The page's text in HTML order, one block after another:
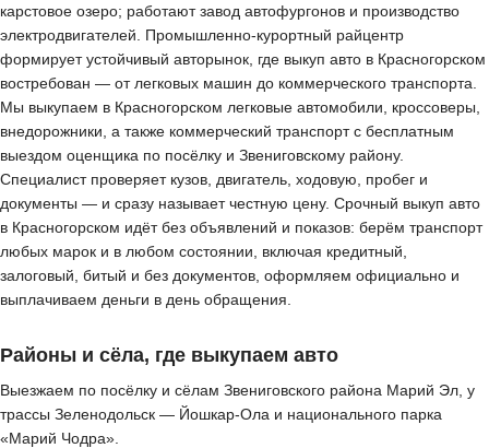
карстовое озеро; работают завод автофургонов и производство
электродвигателей. Промышленно-курортный райцентр
формирует устойчивый авторынок, где выкуп авто в Красногорском
востребован — от легковых машин до коммерческого транспорта.
Мы выкупаем в Красногорском легковые автомобили, кроссоверы,
внедорожники, а также коммерческий транспорт с бесплатным
выездом оценщика по посёлку и Звениговскому району.
Специалист проверяет кузов, двигатель, ходовую, пробег и
документы — и сразу называет честную цену. Срочный выкуп авто
в Красногорском идёт без объявлений и показов: берём транспорт
любых марок и в любом состоянии, включая кредитный,
залоговый, битый и без документов, оформляем официально и
выплачиваем деньги в день обращения.
Районы и сёла, где выкупаем авто
Выезжаем по посёлку и сёлам Звениговского района Марий Эл, у
трассы Зеленодольск — Йошкар-Ола и национального парка
«Марий Чодра».